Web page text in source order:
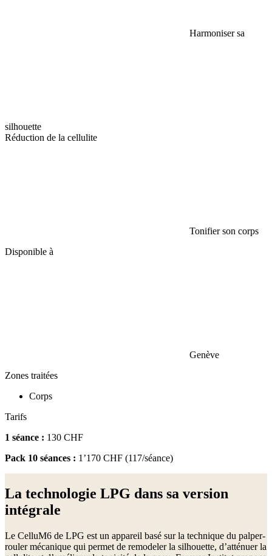
Harmoniser sa
silhouette
Réduction de la cellulite
Tonifier son corps
Disponible à
Genève
Zones traitées
Corps
Tarifs
1 séance : 130 CHF
Pack 10 séances : 1’170 CHF (117/séance)
La technologie LPG dans sa version
intégrale
Le CelluM6 de LPG est un appareil basé sur la technique du palper-
rouler mécanique qui permet de remodeler la silhouette, d’atténuer la